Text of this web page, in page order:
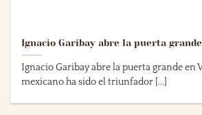
Ignacio Garibay abre la puerta
Ignacio Garibay abre la puerta grande en
mexicano ha sido el triunfador [...]